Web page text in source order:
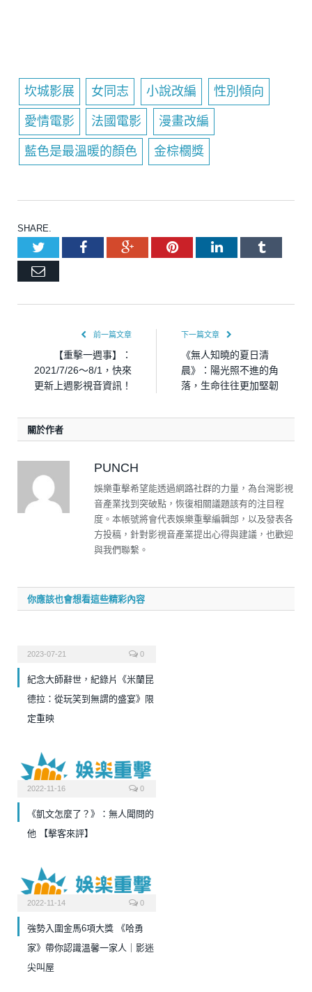
坎城影展 女同志 小說改編 性別傾向
愛情電影 法國電影 漫畫改編
藍色是最溫暖的顏色 金棕櫚獎
SHARE.
TwitterFacebookGoogle+PinterestLinkedInTumblr
Email
前一篇文章
【重擊一週事】：
2021/7/26～8/1，快來
更新上週影視音資訊！
下一篇文章
《無人知曉的夏日清
晨》：陽光照不進的角
落，生命往往更加堅韌
關於作者
PUNCH
娛樂重擊希望能透過網路社群的力量，為台灣影視
音產業找到突破點，恢復相關議題該有的注目程
度。本帳號將會代表娛樂重擊編輯部，以及發表各
方投稿，針對影視音產業提出心得與建議，也歡迎
與我們聯繫。
你應該也會想看這些精彩內容
2023-07-21 0
紀念大師辭世，紀錄片《米蘭昆
德拉：從玩笑到無謂的盛宴》限
定重映
2022-11-16 0
《凱文怎麼了？》：無人聞問的
他 【擊客來評】
2022-11-14 0
強勢入圍金馬6項大獎 《哈勇
家》帶你認識溫馨一家人｜影迷
尖叫屋